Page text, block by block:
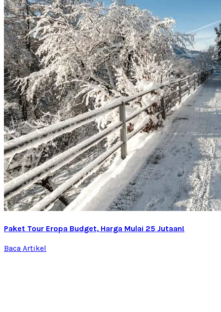
Paket Tour Eropa Budget, Harga Mulai 25 Jutaan!
Baca Artikel